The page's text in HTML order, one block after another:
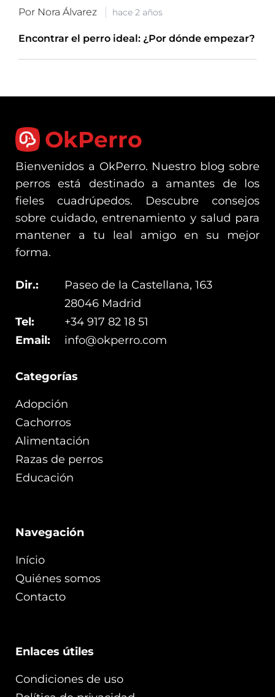
Por Nora Álvarez hace 2 años
Encontrar el perro ideal: ¿Por dónde empezar?
Categorías
Adopción
Cachorros
Alimentación
Razas de perros
Educación
Navegación
Início
Quiénes somos
Contacto
Enlaces útiles
Condiciones de uso
OkPerro
Bienvenidos a OkPerro. Nuestro blog sobre
perros está destinado a amantes de los
fieles cuadrúpedos. Descubre consejos
sobre cuidado, entrenamiento y salud para
mantener a tu leal amigo en su mejor
forma.
Dir.:
Paseo de la Castellana, 163
28046 Madrid
Tel:
+34 917 82 18 51
Email:
info@okperro.com